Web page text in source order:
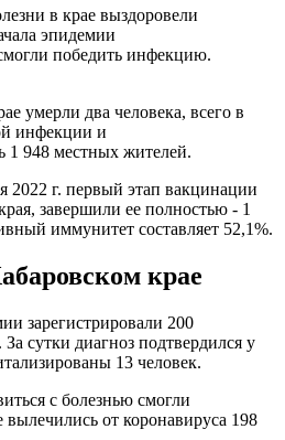
в крае выздоровели
эпидемии
победить инфекцию.
умерли два человека, всего в
инфекции и
1 948 местных жителей.
2022 г. первый этап вакцинации
завершили ее полностью - 1
иммунитет составляет 52,1%.
крае
зарегистрировали 200
сутки диагноз подтвердился у
13 человек.
с болезнью смогли
вылечились от коронавируса 198